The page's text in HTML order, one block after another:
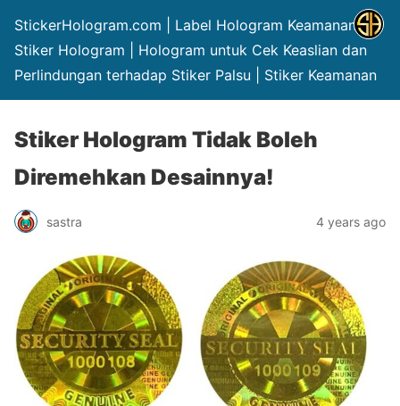
StickerHologram.com | Label Hologram Keamanan |
Stiker Hologram | Hologram untuk Cek Keaslian dan
Perlindungan terhadap Stiker Palsu | Stiker Keamanan
Stiker Hologram Tidak Boleh
Diremehkan Desainnya!
sastra 4 years ago